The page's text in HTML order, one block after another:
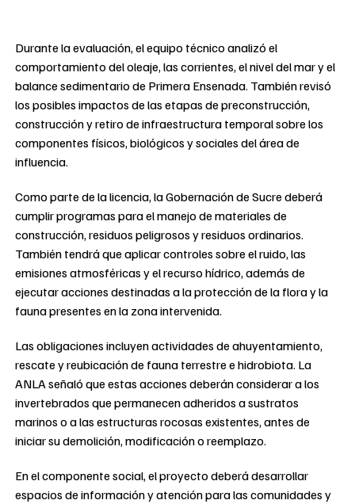
Durante la evaluación, el equipo técnico analizó el
comportamiento del oleaje, las corrientes, el nivel del mar y el
balance sedimentario de Primera Ensenada. También revisó
los posibles impactos de las etapas de preconstrucción,
construcción y retiro de infraestructura temporal sobre los
componentes físicos, biológicos y sociales del área de
influencia.
Como parte de la licencia, la Gobernación de Sucre deberá
cumplir programas para el manejo de materiales de
construcción, residuos peligrosos y residuos ordinarios.
También tendrá que aplicar controles sobre el ruido, las
emisiones atmosféricas y el recurso hídrico, además de
ejecutar acciones destinadas a la protección de la flora y la
fauna presentes en la zona intervenida.
Las obligaciones incluyen actividades de ahuyentamiento,
rescate y reubicación de fauna terrestre e hidrobiota. La
ANLA señaló que estas acciones deberán considerar a los
invertebrados que permanecen adheridos a sustratos
marinos o a las estructuras rocosas existentes, antes de
iniciar su demolición, modificación o reemplazo.
En el componente social, el proyecto deberá desarrollar
espacios de información y atención para las comunidades y